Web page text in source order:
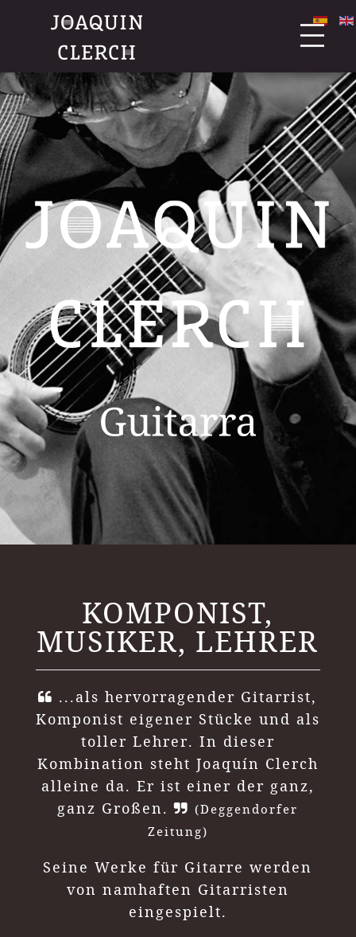
KOMPONIST,
MUSIKER, LEHRER
...als hervorragender Gitarrist,
Komponist eigener Stücke und als
toller Lehrer. In dieser
Kombination steht Joaquín Clerch
alleine da. Er ist einer der ganz,
ganz Großen.
(Deggendorfer
Zeitung)
Seine Werke für Gitarre werden
von namhaften Gitarristen
eingespielt.